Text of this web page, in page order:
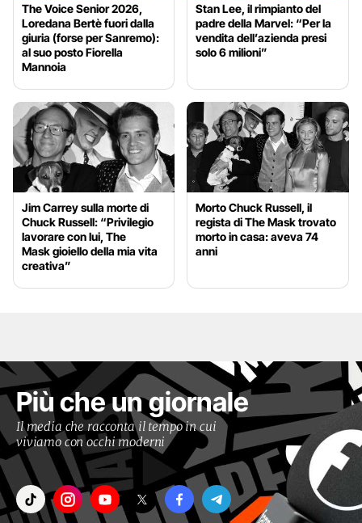
The Voice Senior 2026,
Loredana Bertè fuori dalla
giuria (forse per Sanremo):
al suo posto Fiorella
Mannoia
Stan Lee, il rimpianto del
padre della Marvel: “Per la
vendita dell’azienda presi
solo 6 milioni”
Jim Carrey sulla morte di
Chuck Russell: “Privilegio
lavorare con lui, The
Mask gioiello della mia vita
creativa”
Morto Chuck Russell, il
regista di The Mask trovato
morto in casa: aveva 74
anni
Più che un giornale
Il media che racconta il tempo in cui
viviamo con occhi moderni